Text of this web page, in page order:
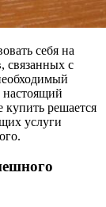
себя на
связанных с
настоящий
купить решается
услуги